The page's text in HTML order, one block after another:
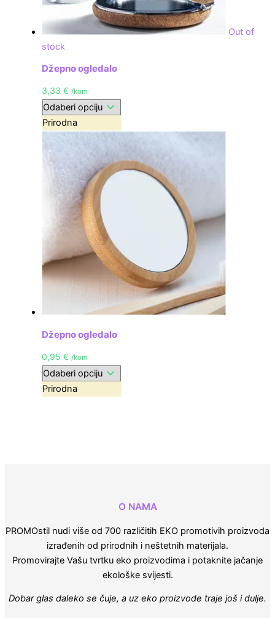
Out of
stock
Džepno ogledalo
3,33 € /kom
Prirodna
Džepno ogledalo
0,95 € /kom
Prirodna
O NAMA
PROMOstil nudi više od 700 različitih EKO promotivih proizvoda
izrađenih od prirodnih i neštetnih materijala.
Promovirajte Vašu tvrtku eko proizvodima i potaknite jačanje
ekološke svijesti.
Dobar glas daleko se čuje, a uz eko proizvode traje još i dulje.